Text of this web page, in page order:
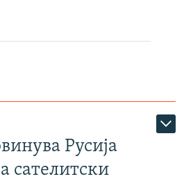
Русија
сателитски